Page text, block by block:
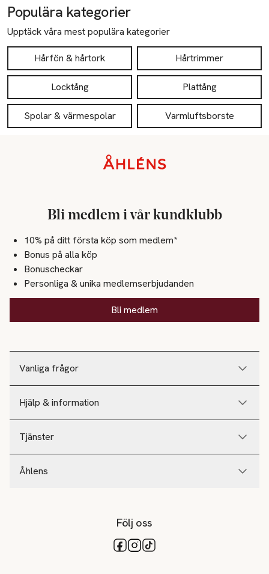
Populära kategorier
Upptäck våra mest populära kategorier
Hårfön & hårtork Hårtrimmer
Locktång Plattång
Spolar & värmespolar Varmluftsborste
Vanliga frågor
Hjälp & information
Tjänster
Åhlens
Bli medlem i vår kundklubb
10% på ditt första köp som medlem*
Bonus på alla köp
Bonuscheckar
Personliga & unika medlemserbjudanden
Bli medlem
Följ oss